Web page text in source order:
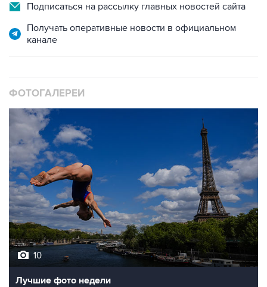
Подписаться на рассылку главных новостей сайта
Получать оперативные новости в официальном
канале
ФОТОГАЛЕРЕИ
10
Лучшие фото недели